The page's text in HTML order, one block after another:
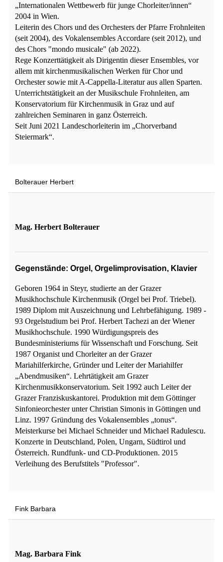
„Internationalen Wettbewerb für junge Chorleiter/innen“
2004 in Wien.
Leiterin des Chors und des Orchesters der Pfarre Frohnleiten
(seit 2004), des Vokalensembles Accordare (seit 2012), und
des Chors "mondo musicale" (ab 2022).
Rege Konzerttätigkeit als Dirigentin dieser Ensembles, vor
allem mit kirchenmusikalischen Werken für Chor und
Orchester sowie mit A-Cappella-Literatur aus allen Sparten.
Unterrichtstätigkeit an der Musikschule Frohnleiten, am
Konservatorium für Kirchenmusik in Graz und auf
zahlreichen Seminaren in ganz Österreich.
Seit Juni 2021 Landeschorleiterin im „Chorverband
Steiermark“.
Bolterauer Herbert
Mag. Herbert Bolterauer
Gegenstände: Orgel, Orgelimprovisation, Klavier
Geboren 1964 in Steyr, studierte an der Grazer
Musikhochschule Kirchenmusik (Orgel bei Prof. Triebel).
1989 Diplom mit Auszeichnung und Lehrbefähigung. 1989 -
93 Orgelstudium bei Prof. Herbert Tachezi an der Wiener
Musikhochschule. 1990 Würdigungspreis des
Bundesministeriums für Wissenschaft und Forschung. Seit
1987 Organist und Chorleiter an der Grazer
Mariahilferkirche, Gründer und Leiter der Mariahilfer
„Abendmusiken“. Lehrtätigkeit am Grazer
Kirchenmusikkonservatorium. Seit 1992 auch Leiter der
Grazer Franziskuskantorei. Produktion mit dem Göttinger
Sinfonieorchester unter Christian Simonis in Göttingen und
Linz. 1997 Gründung des Vokalensembles „tonus“.
Meisterkurse bei Michael Schneider und Michael Radulescu.
Konzerte in Deutschland, Polen, Ungarn, Südtirol und
Österreich. Rundfunk- und CD-Produktionen. 2015
Verleihung des Berufstitels "Professor".
Fink Barbara
Mag. Barbara Fink